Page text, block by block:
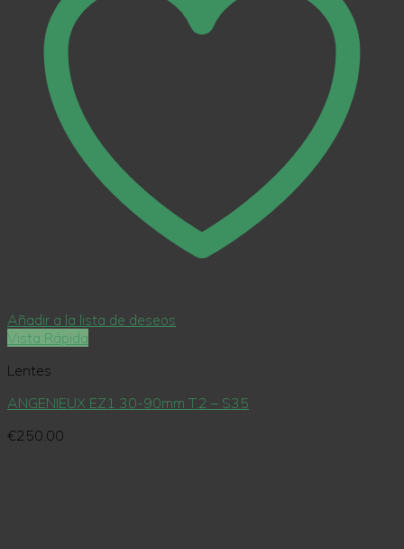
Añadir a la lista de deseos
Vista Rápida
Lentes
ANGENIEUX EZ1 30-90mm T.2 – S35
€250.00